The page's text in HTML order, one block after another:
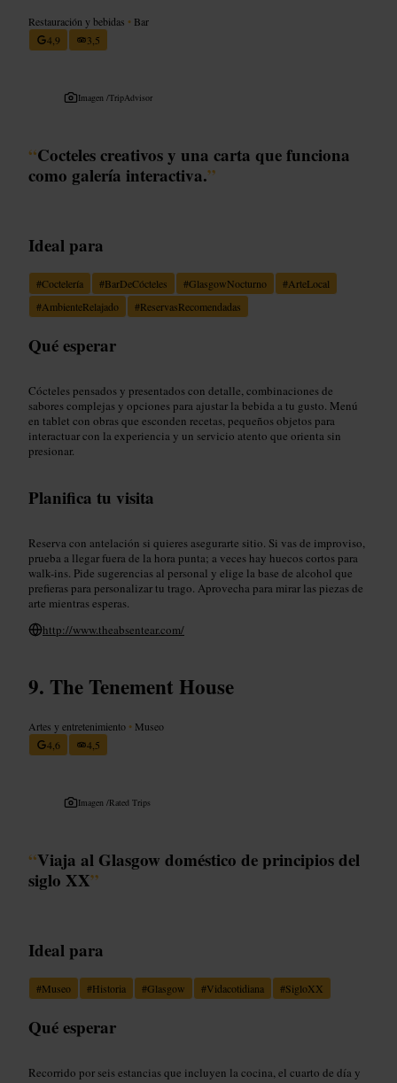
Restauración y bebidas • Bar
4,9
3,5
Imagen /TripAdvisor
“Cocteles creativos y una carta que funciona
como galería interactiva.”
Ideal para
#Coctelería #BarDeCócteles #GlasgowNocturno #ArteLocal
#AmbienteRelajado #ReservasRecomendadas
Qué esperar
Cócteles pensados y presentados con detalle, combinaciones de
sabores complejas y opciones para ajustar la bebida a tu gusto. Menú
en tablet con obras que esconden recetas, pequeños objetos para
interactuar con la experiencia y un servicio atento que orienta sin
presionar.
Planifica tu visita
Reserva con antelación si quieres asegurarte sitio. Si vas de improviso,
prueba a llegar fuera de la hora punta; a veces hay huecos cortos para
walk-ins. Pide sugerencias al personal y elige la base de alcohol que
prefieras para personalizar tu trago. Aprovecha para mirar las piezas de
arte mientras esperas.
http://www.theabsentear.com/
The Tenement House
Artes y entretenimiento • Museo
4,6
4,5
Imagen /Rated Trips
“Viaja al Glasgow doméstico de principios del
siglo XX”
Ideal para
#Museo #Historia #Glasgow #Vidacotidiana #SigloXX
Qué esperar
Recorrido por seis estancias que incluyen la cocina, el cuarto de día y